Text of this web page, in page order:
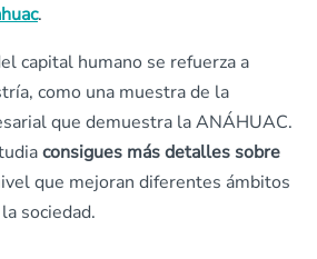
.
capital humano se refuerza a
como una muestra de la
que demuestra la ANÁHUAC.
consigues más detalles sobre
que mejoran diferentes ámbitos
sociedad.